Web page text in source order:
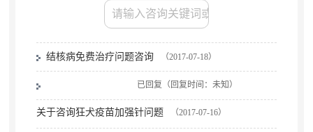
结核病免费治疗问题咨询 （2017-07-18）
已回复（回复时间：未知）
关于咨询狂犬疫苗加强针问题 （2017-07-16）